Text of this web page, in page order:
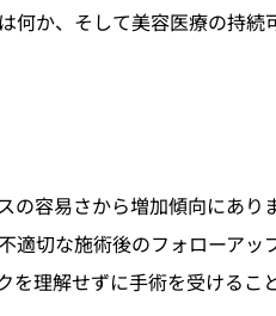
何か、そして美容医療の持続
容易さから増加傾向にあり
適切な施術後のフォローアッ
を理解せずに手術を受けるこ